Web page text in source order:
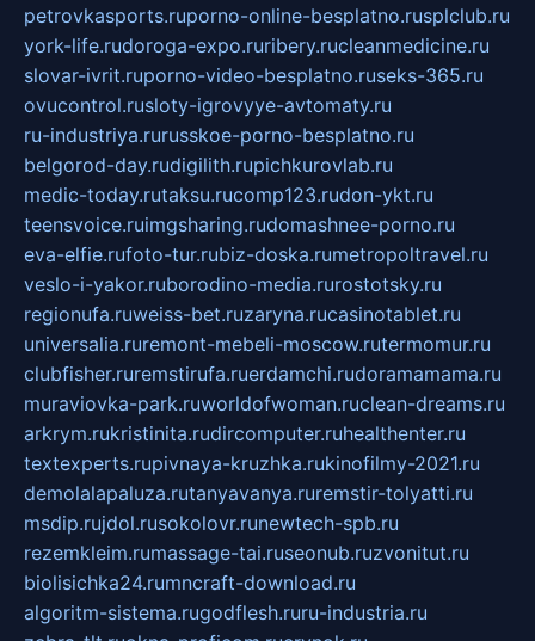
petrovkasports.ruporno-online-besplatno.rusplclub.ru
york-life.rudoroga-expo.ruribery.rucleanmedicine.ru
slovar-ivrit.ruporno-video-besplatno.ruseks-365.ru
ovucontrol.rusloty-igrovyye-avtomaty.ru
ru-industriya.rurusskoe-porno-besplatno.ru
belgorod-day.rudigilith.rupichkurovlab.ru
medic-today.rutaksu.rucomp123.rudon-ykt.ru
teensvoice.ruimgsharing.rudomashnee-porno.ru
eva-elfie.rufoto-tur.rubiz-doska.rumetropoltravel.ru
veslo-i-yakor.ruborodino-media.rurostotsky.ru
regionufa.ruweiss-bet.ruzaryna.rucasinotablet.ru
universalia.ruremont-mebeli-moscow.rutermomur.ru
clubfisher.ruremstirufa.ruerdamchi.rudoramamama.ru
muraviovka-park.ruworldofwoman.ruclean-dreams.ru
arkrym.rukristinita.rudircomputer.ruhealthenter.ru
textexperts.rupivnaya-kruzhka.rukinofilmy-2021.ru
demolalapaluza.rutanyavanya.ruremstir-tolyatti.ru
msdip.rujdol.rusokolovr.runewtech-spb.ru
rezemkleim.rumassage-tai.ruseonub.ruzvonitut.ru
biolisichka24.rumncraft-download.ru
algoritm-sistema.rugodflesh.ruru-industria.ru